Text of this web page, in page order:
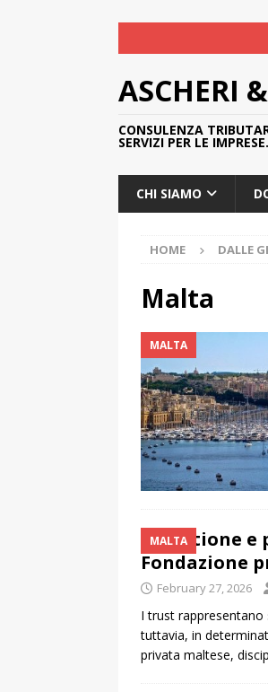
ASCHERI
CONSULENZA
SERVIZI PER LE IMPRESE.
CHI SIAMO
HOME DALLE
Malta
MALTA
MALTA
Gestione
Fondazione
February 27, 2026
I trust
tuttavia, in
privata maltese,